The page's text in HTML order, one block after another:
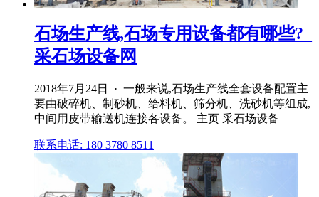
石场生产线,石场专用设备都有哪些?_
采石场设备网
2018年7月24日 · 一般来说,石场生产线全套设备配置主
要由破碎机、制砂机、给料机、筛分机、洗砂机等组成,
中间用皮带输送机连接各设备。 主页 采石场设备
联系电话: 180 3780 8511